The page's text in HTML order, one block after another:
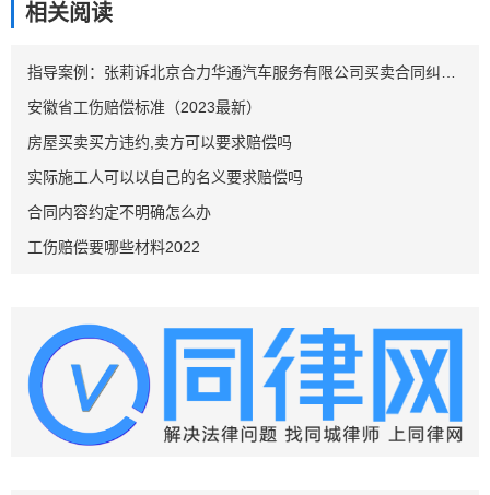
相关阅读
安徽省工伤赔偿标准（2023最新）
房屋买卖买方违约,卖方可以要求赔偿吗
实际施工人可以以自己的名义要求赔偿吗
合同内容约定不明确怎么办
工伤赔偿要哪些材料2022